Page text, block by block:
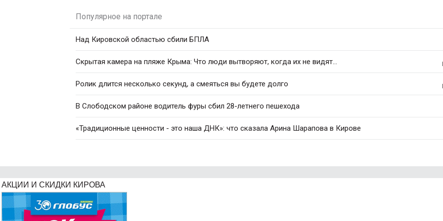
Популярное на портале
Над Кировской областью сбили БПЛА
Скрытая камера на пляже Крыма: Что люди вытворяют, когда их не видят...
Ролик длится несколько секунд, а смеяться вы будете долго
В Слободском районе водитель фуры сбил 28-летнего пешехода
«Традиционные ценности - это наша ДНК»: что сказала Арина Шарапова в Кирове
АКЦИИ И СКИДКИ КИРОВА